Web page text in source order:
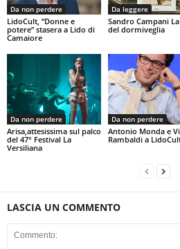
Da non perdere
LidoCult, “Donne e
potere” stasera a Lido di
Camaiore
Da leggere
Sandro Campani La
del dormiveglia
Da non perdere
Arisa,attesissima sul palco
del 47° Festival La
Versiliana
Da non perdere
Antonio Monda e
Rambaldi a
LASCIA UN COMMENTO